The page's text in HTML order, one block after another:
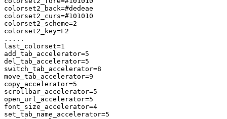
colorset2_back=#dedeae
colorset2_curs=#101010
colorset2_scheme=2
colorset2_key=F2
.....
last_colorset=1
add_tab_accelerator=5
del_tab_accelerator=5
switch_tab_accelerator=8
move_tab_accelerator=9
copy_accelerator=5
scrollbar_accelerator=5
open_url_accelerator=5
font_size_accelerator=4
set_tab_name_accelerator=5